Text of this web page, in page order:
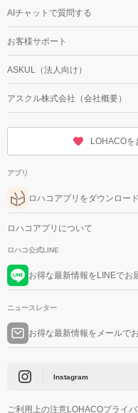
AIチャットで質問する
お客様サポート
ASKUL（法人向け）
アスクル株式会社（会社概要）
LOHACO
アプリ
ロハコアプリをダウンロード
ロハコアプリについて
ロハコ公式LINE
お得な最新情報をLINEでお
ニュースレター
お得な最新情報をメールで
Instagram
ご利用上の注意LOHACOプライ